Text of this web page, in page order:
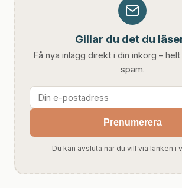
Gillar du det du
Få nya inlägg direkt i din inkorg –
spam.
Prenumerera
Du kan avsluta när du vill via länken i